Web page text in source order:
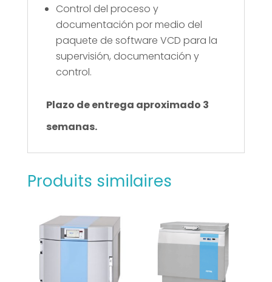
Control del proceso y
documentación por medio del
paquete de software VCD para la
supervisión, documentación y
control.
Plazo de entrega aproximado 3
semanas.
Produits similaires